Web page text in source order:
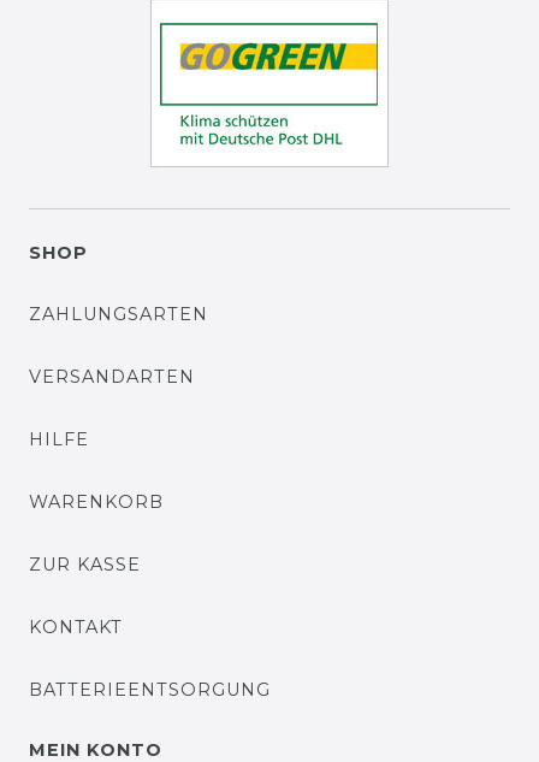
SHOP
ZAHLUNGSARTEN
VERSANDARTEN
HILFE
WARENKORB
ZUR KASSE
KONTAKT
BATTERIEENTSORGUNG
MEIN KONTO